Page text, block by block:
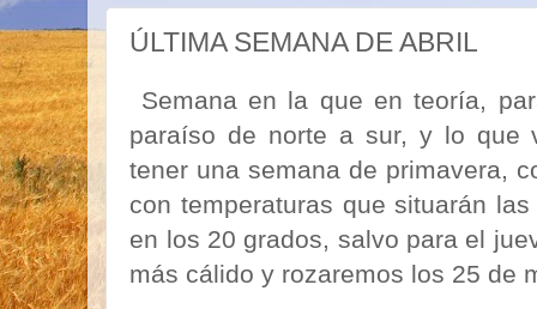
ÚLTIMA SEMANA DE ABRIL
Semana en la que en teoría,
paraíso de norte a sur, y lo que
tener una semana de primavera,
con temperaturas que situarán
en los 20 grados, salvo para el
más cálido y rozaremos los 25 de